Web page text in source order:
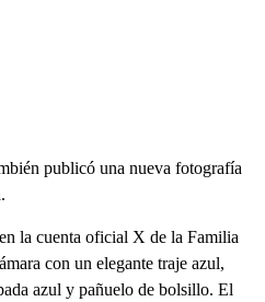
publicó una nueva fotografía
la cuenta oficial X de la Familia
con un elegante traje azul,
azul y pañuelo de bolsillo. El